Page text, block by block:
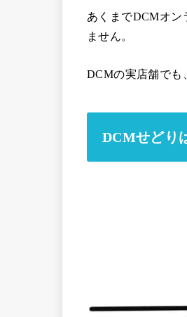
あくまでDCMオン
ません。
DCMの実店舗でも
DCMせどり